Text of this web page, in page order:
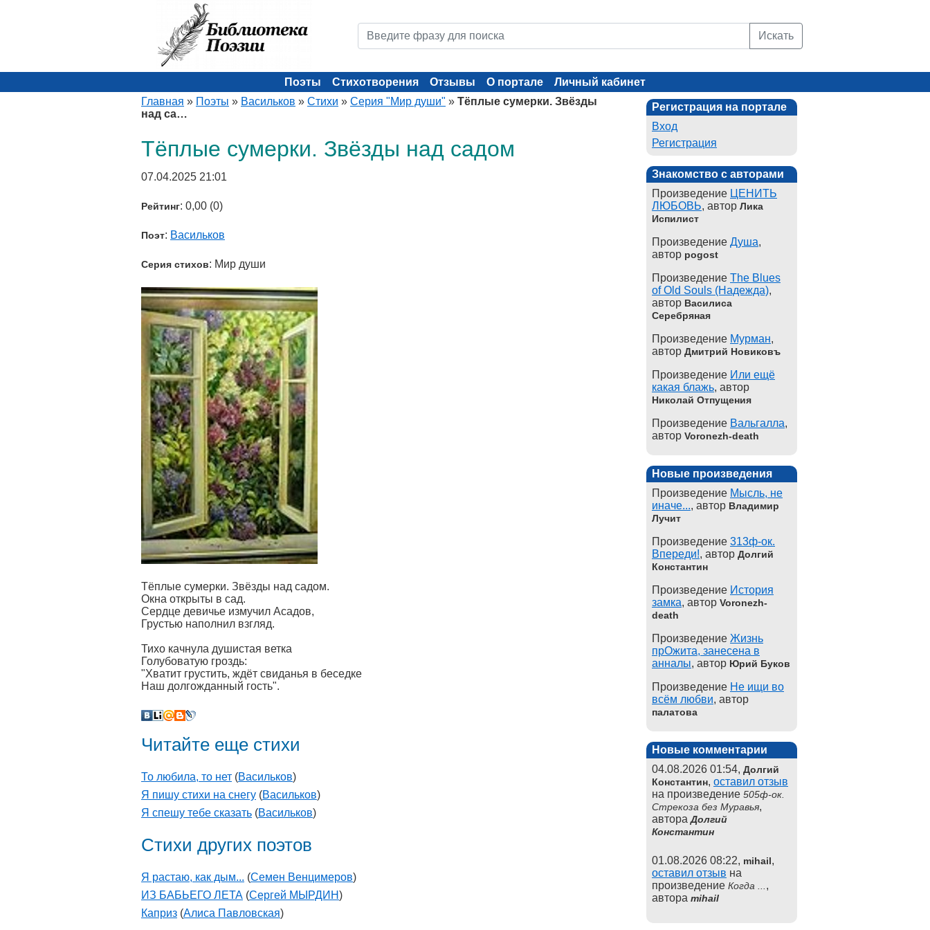
Искать
Поэты Стихотворения Отзывы О портале
Личный кабинет
Главная » Поэты » Васильков » Стихи » Серия "Мир души" » Тёплые сумерки. Звёзды
над са…
Тёплые сумерки. Звёзды над садом
07.04.2025 21:01
Рейтинг: 0,00 (0)
Поэт: Васильков
Серия стихов: Мир души
Тёплые сумерки. Звёзды над садом.
Окна открыты в сад.
Сердце девичье измучил Асадов,
Грустью наполнил взгляд.
Тихо качнула душистая ветка
Голубоватую гроздь:
"Хватит грустить, ждёт свиданья в беседке
Наш долгожданный гость".
Читайте еще стихи
То любила, то нет (Васильков)
Я пишу стихи на снегу (Васильков)
Я спешу тебе сказать (Васильков)
Стихи других поэтов
Я растаю, как дым... (Семен Венцимеров)
ИЗ БАБЬЕГО ЛЕТА (Сергей МЫРДИН)
Каприз (Алиса Павловская)
Регистрация на портале
Вход
Регистрация
Знакомство с авторами
Произведение ЦЕНИТЬ
ЛЮБОВЬ, автор Лика
Испилист
Произведение Душа,
автор pogost
Произведение The Blues
of Old Souls (Надежда),
автор Василиса
Серебряная
Произведение Мурман,
автор Дмитрий Новиковъ
Произведение Или ещё
какая блажь, автор
Николай Отпущения
Произведение Вальгалла,
автор Voronezh-death
Новые произведения
Произведение Мысль, не
иначе..., автор Владимир
Лучит
Произведение 313ф-ок.
Впереди!, автор Долгий
Константин
Произведение История
замка, автор Voronezh-
death
Произведение Жизнь
прОжита, занесена в
анналы, автор Юрий Буков
Произведение Не ищи во
всём любви, автор
палатова
Новые комментарии
04.08.2026 01:54, Долгий
Константин, оставил отзыв
на произведение 505ф-ок.
Стрекоза без Муравья,
автораДолгий
Константин
01.08.2026 08:22, mihail,
оставил отзыв на
произведение Когда ... ,
автора mihail